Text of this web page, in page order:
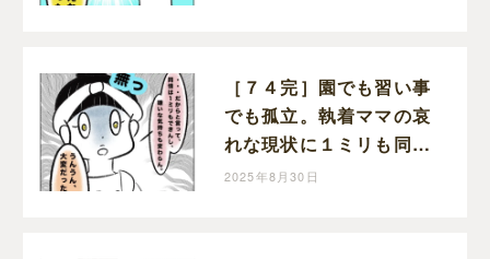
［７４完］園でも習い事
でも孤立。執着ママの哀
れな現状に１ミリも同情
できない。執着ママにロ
2025年8月30日